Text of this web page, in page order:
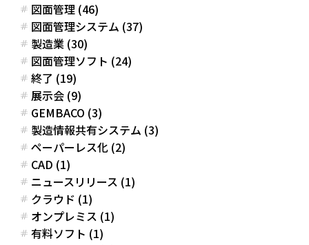
図面管理 (46)
図面管理システム (37)
製造業 (30)
図面管理ソフト (24)
終了 (19)
展示会 (9)
GEMBACO (3)
製造情報共有システム (3)
ペーパーレス化 (2)
CAD (1)
ニュースリリース (1)
クラウド (1)
オンプレミス (1)
有料ソフト (1)